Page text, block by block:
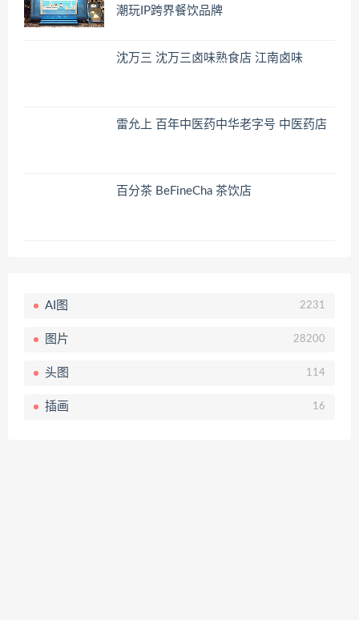
潮玩IP跨界餐饮品牌
沈万三 沈万三卤味熟食店 江南卤味
雷允上 百年中医药中华老字号 中医药店
百分茶 BeFineCha 茶饮店
AI图 2231
图片 28200
头图 114
插画 16